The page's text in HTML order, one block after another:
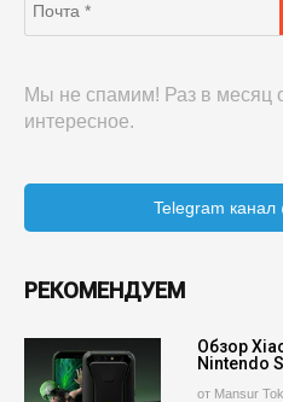
Мы не спамим! Раз в месяц
интересное.
Telegram канал
РЕКОМЕНДУЕМ
Обзор
Nintendo
от Mansur